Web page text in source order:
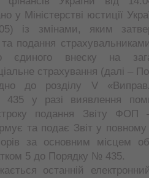
у Міністерстві юстиції
із змінами, яким
подання
єдиного внеску на
страхування (далі –
до розділу V
у разі виявлення
подання Звіту ФОП
та подає Звіт у повному
за основним місцем
5 до Порядку № 435.
останній